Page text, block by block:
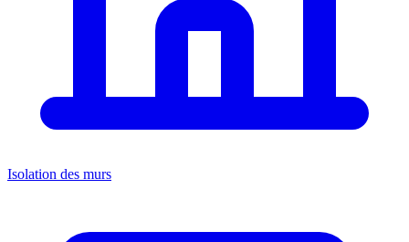
Isolation des murs